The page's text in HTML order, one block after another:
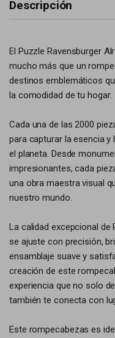
Descripción
El Puzzle Ravensburger
mucho más que un
destinos emblemáticos
la comodidad de tu hogar.
Cada una de las 2000
para capturar la esencia
el planeta. Desde
impresionantes, cada
una obra maestra visual
nuestro mundo.
La calidad excepcional de
se ajuste con precisión,
ensamblaje suave y
creación de este
experiencia que no solo
también te conecta con
Este rompecabezas es